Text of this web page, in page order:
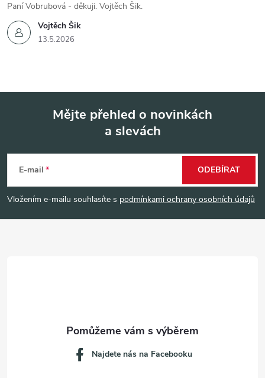
Vojtěch Šik
13.5.2026
Paní Vobrubová - děkuji. Vojtěch Šik.
p
a
Mějte přehled o novinkách
a slevách
E-mail
Vložením e-mailu souhlasíte s podmínkami ochrany osobních údajů
ODEBÍRAT
Najdete nás na Facebooku